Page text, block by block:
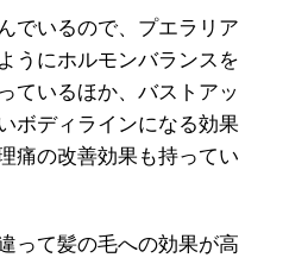
でいるので、プエラリア
うにホルモンバランスを
ているほか、バストアッ
ボディラインになる効果
痛の改善効果も持ってい
って髪の毛への効果が高